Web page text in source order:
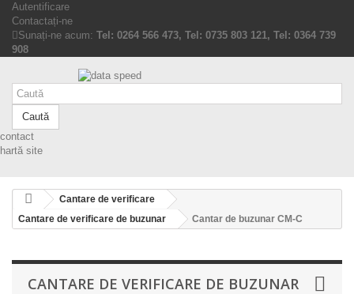
Autentificare
Contactați-ne
Sunați-ne acum: Tel: 0264 566 473, Tel: 0735 803 121, Tel: 0364 739
908
Caută
contact
hartă site
Cantare de verificare
Cantare de verificare de buzunar
Cantar de buzunar CM-C
CANTARE DE VERIFICARE DE BUZUNAR